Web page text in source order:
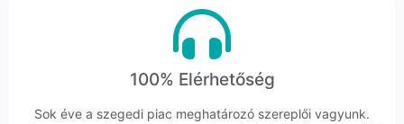
100% Elérhetőség
Sok éve a szegedi piac meghatározó szereplői vagyunk.